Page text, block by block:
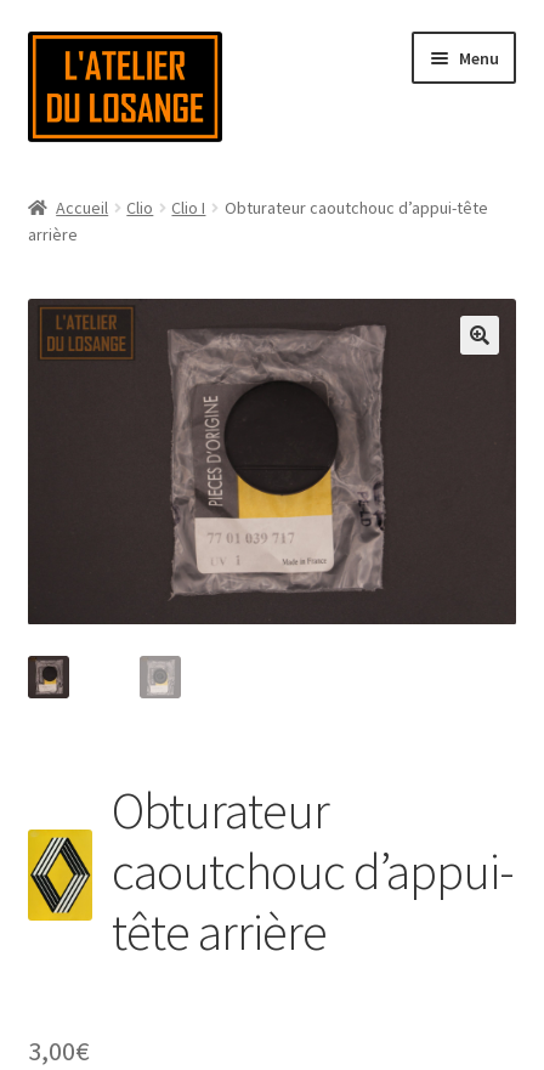
Aller
navigation
Aller
contenu
Menu
Nous contacter
Mon compte
Accueil Clio Clio I
Obturateur caoutchouc d’appui-tête
arrière
Obturateur
caoutchouc d’appui-
tête arrière
3,00€